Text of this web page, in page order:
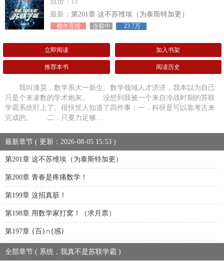
最新： 第201章 这不苏维埃（为泰斯特加更）
都市言情 连载中 23.7万
立即阅读 加入书架
推荐本书 阅读历史
我叫漆昊，数学系大一新生。数学领域人才济济，我本以为自己
只是个来凑数的学术炮灰。 没想到我被一个来自冷战时期的苏联
学霸系统盯上了。很快世人知道了四件事：一．科研是可以靠考古来
完成的。 二．只要力足够…
最新章节 ( 更新：2026-08-05 15:53 )
第201章 这不苏维埃（为泰斯特加更）
第200章 青春是疼痛数学！
第199章 这招真脏！
第198章 用数学家打窝！（求月票）
第197章 {百}∩{感}
全部章节 ( 系统，我真不是苏联学霸 )